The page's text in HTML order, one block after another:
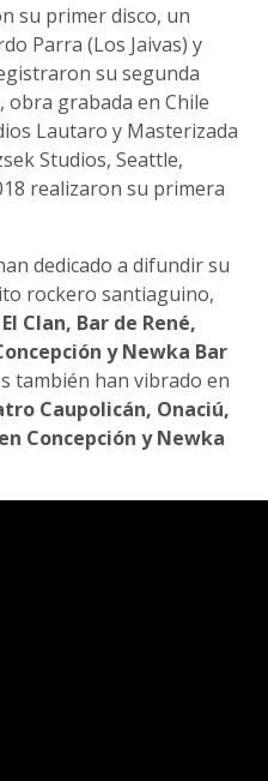
su primer disco, un
Parra (Los Jaivas) y
su segunda
, obra grabada en Chile
Lautaro y Masterizada
Studios, Seattle,
realizaron su primera
dedicado a difundir su
rockero santiaguino,
El Clan, Bar de René,
y Newka Bar
también han vibrado en
Caupolicán, Onaciú,
Concepción y Newka